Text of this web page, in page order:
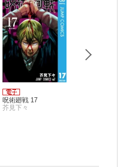
呪術廻戦 17
芥見下々